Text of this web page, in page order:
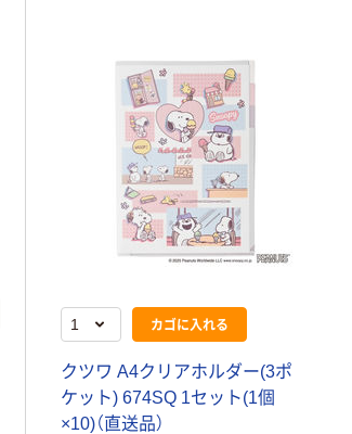
カゴに入れる
クツワ A4クリアホルダー(3ポ
ケット) 674SQ 1セット(1個
×10)（直送品）